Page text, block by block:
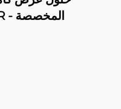
المخصصة - HONOR